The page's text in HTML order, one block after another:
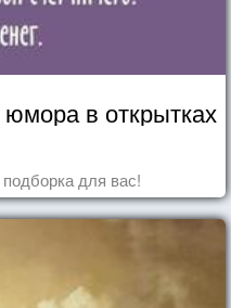
в открытках
для вас!